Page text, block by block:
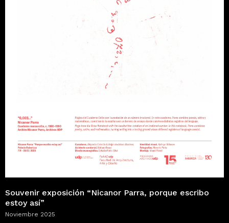
Souvenir exposición “Nicanor Parra, porque escribo
estoy así”
Noviembre 2025